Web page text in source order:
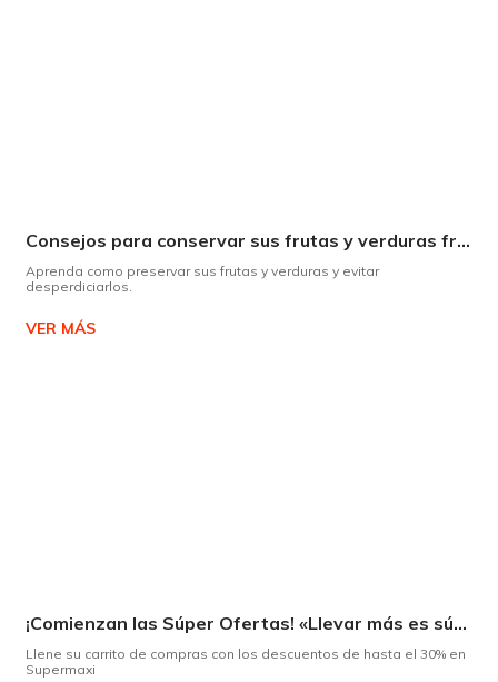
Consejos para conservar sus frutas y verduras frescas por más tiempo
Aprenda como preservar sus frutas y verduras y evitar
desperdiciarlos.
VER MÁS
¡Comienzan las Súper Ofertas! «Llevar más es súper»
Llene su carrito de compras con los descuentos de hasta el 30% en
Supermaxi